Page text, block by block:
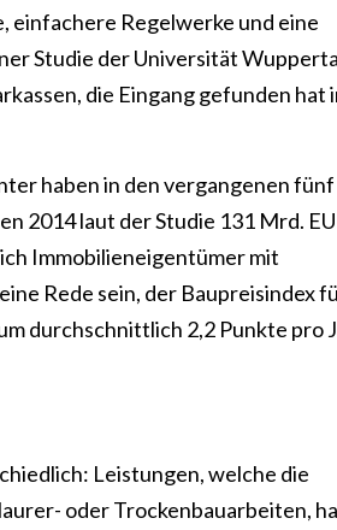
einfachere Regelwerke und eine
Studie der Universität
die Eingang gefunden hat
haben in den vergangenen fünf
2014 laut der Studie 131 Mrd.
Immobilieneigentümer mit
Rede sein, der Baupreisindex
durchschnittlich 2,2 Punkte pro
Leistungen, welche die
oder Trockenbauarbeiten,